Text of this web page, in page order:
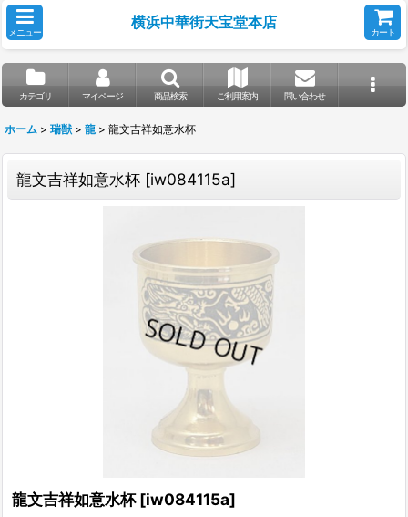
メニュー
横浜中華街天宝堂本店
カート
カテゴリ マイページ 商品検索 ご利用案内 問い合わせ
ホーム > 瑞獣 > 龍 > 龍文吉祥如意水杯
龍文吉祥如意水杯 [iw084115a]
龍文吉祥如意水杯 [iw084115a]